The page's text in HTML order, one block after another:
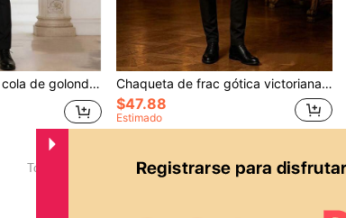
medieval steampunk de manga larga para hombre, otoño Chaqueta de frac gótica victoriana de estilo retro punk para hombres
$47.88
Estimado
Total de 1 páginas 1